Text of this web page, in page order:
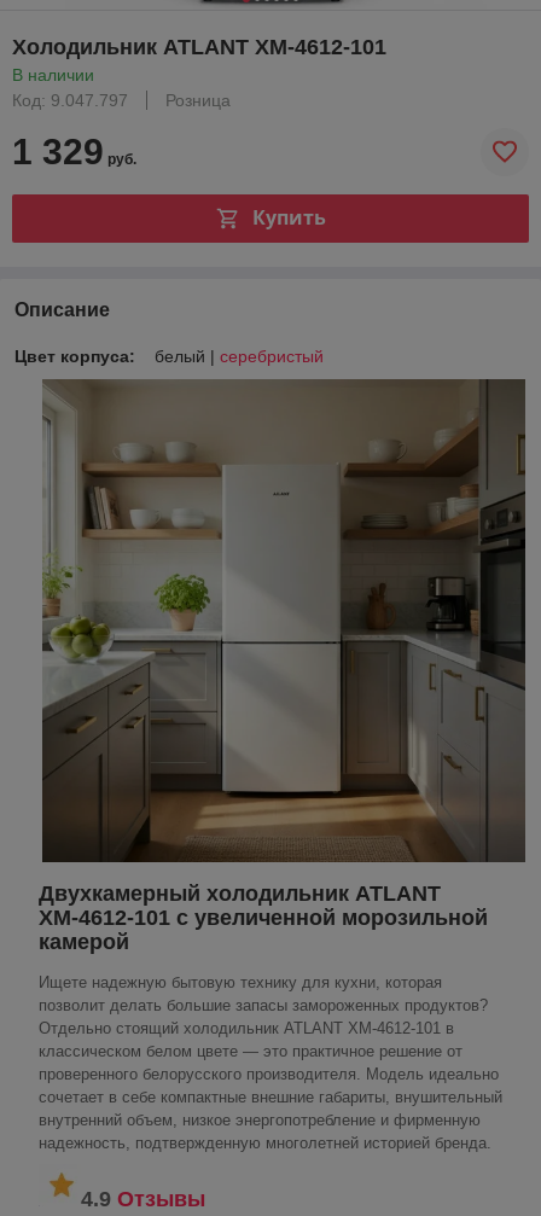
Холодильник ATLANT ХМ-4612-101
В наличии
Код: 9.047.797
Розница
1 329 руб.
Купить
Описание
Цвет корпуса: белый | серебристый
Двухкамерный холодильник ATLANT
ХМ-4612-101 с увеличенной морозильной
камерой
Ищете надежную бытовую технику для кухни, которая
позволит делать большие запасы замороженных продуктов?
Отдельно стоящий холодильник ATLANT ХМ-4612-101 в
классическом белом цвете — это практичное решение от
проверенного белорусского производителя. Модель идеально
сочетает в себе компактные внешние габариты, внушительный
внутренний объем, низкое энергопотребление и фирменную
надежность, подтвержденную многолетней историей бренда.
4.9 Отзывы